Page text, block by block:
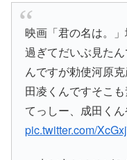
映画「君の名は。
過ぎてだいぶ見た
んですが勅使河原
田凌くんですそこ
てっしー、成田く
pic.twitter.com/